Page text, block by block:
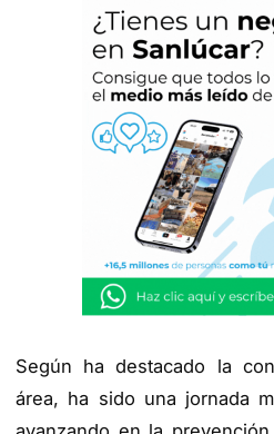
Según ha destacado la
área, ha sido una jornada